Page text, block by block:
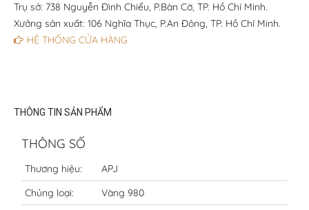
Trụ sở: 738 Nguyễn Đình Chiểu, P.Bàn Cờ, TP. Hồ Chí Minh.
Xưởng sản xuất: 106 Nghĩa Thục, P.An Đông, TP. Hồ Chí Minh.
HỆ THỐNG CỬA HÀNG
THÔNG TIN SẢN PHẨM
THÔNG SỐ
Thương hiệu:
APJ
Chủng loại:
Vàng 980